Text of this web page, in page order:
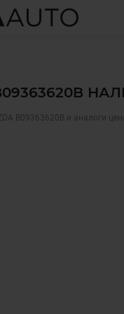
B09363620B и аналоги